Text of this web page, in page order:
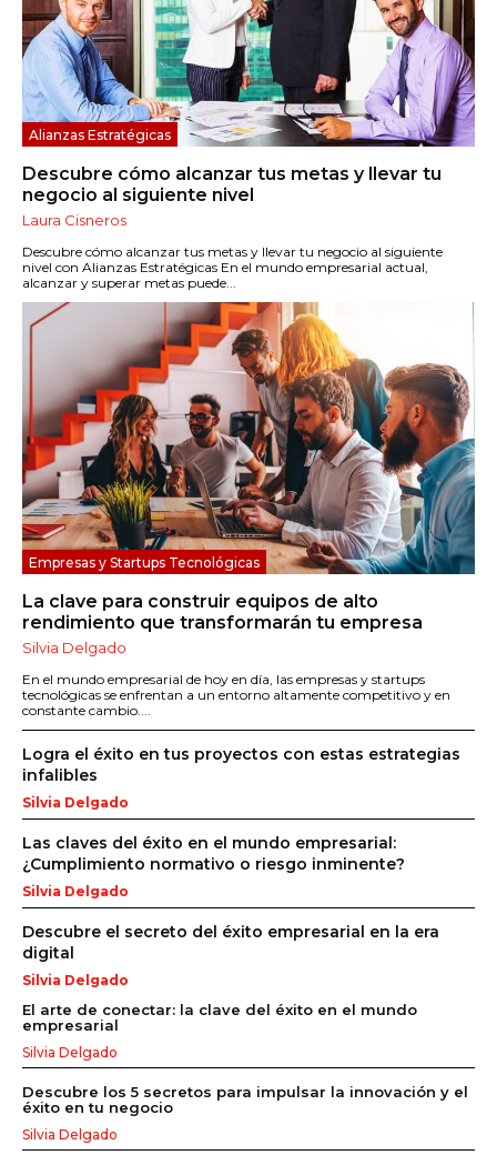
Alianzas Estratégicas
Descubre cómo alcanzar tus metas y llevar tu
negocio al siguiente nivel
Laura Cisneros
Descubre cómo alcanzar tus metas y llevar tu negocio al siguiente
nivel con Alianzas Estratégicas En el mundo empresarial actual,
alcanzar y superar metas puede...
Empresas y Startups Tecnológicas
La clave para construir equipos de alto
rendimiento que transformarán tu empresa
Silvia Delgado
En el mundo empresarial de hoy en día, las empresas y startups
tecnológicas se enfrentan a un entorno altamente competitivo y en
constante cambio....
Logra el éxito en tus proyectos con estas estrategias
infalibles
Silvia Delgado
Las claves del éxito en el mundo empresarial:
¿Cumplimiento normativo o riesgo inminente?
Silvia Delgado
Descubre el secreto del éxito empresarial en la era
digital
Silvia Delgado
El arte de conectar: la clave del éxito en el mundo
empresarial
Silvia Delgado
Descubre los 5 secretos para impulsar la innovación y el
éxito en tu negocio
Silvia Delgado